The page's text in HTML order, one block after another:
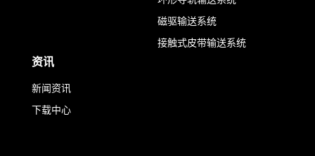
磁驱输送系统
接触式皮带输送系统
资讯
新闻资讯
下载中心